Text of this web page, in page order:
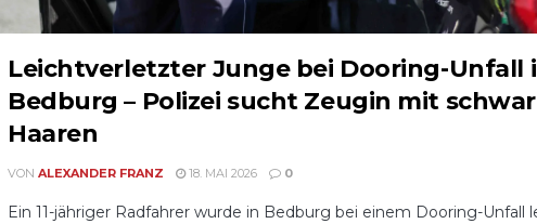
Leichtverletzter Junge bei Dooring-Unfall
Bedburg – Polizei sucht Zeugin mit
Haaren
VON ALEXANDER FRANZ 18. MAI 2026 0
Ein 11-jähriger Radfahrer wurde in Bedburg bei einem Dooring-Unfall